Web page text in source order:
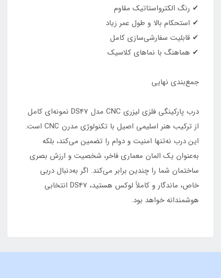
✔ رنگ الکترواستاتیک مقاوم
✔ استحکام بالا و طول عمر زیاد
✔ قابلیت سفارشی‌سازی کامل
✔ هماهنگ با نماهای کلاسیک
جمع‌بندی نهایی
درب پارکینگی فلزی لیزری CNC مدل DS47 نمونه‌ای کامل
از ترکیب هنر اسلیمی اصیل با تکنولوژی مدرن CNC است.
این درب نه‌تنها امنیت و دوام را تضمین می‌کند، بلکه
به‌عنوان یک المان معماری فاخر، شخصیت و ارزش بصری
ساختمان شما را چندین برابر می‌کند. اگر به‌دنبال دربی
خاص، ماندگار و کاملاً لوکس هستید، DS47 انتخابی
هوشمندانه خواهد بود.